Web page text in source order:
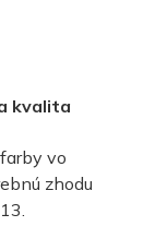
kvalita
vo
zhodu